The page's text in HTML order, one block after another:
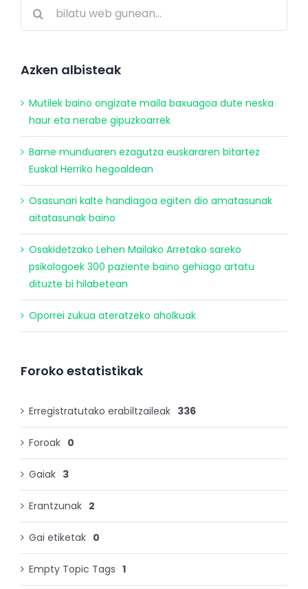
for:
Azken albisteak
Mutilek baino ongizate maila baxuagoa dute neska
haur eta nerabe gipuzkoarrek
Barne munduaren ezagutza euskararen bitartez
Euskal Herriko hegoaldean
Osasunari kalte handiagoa egiten dio amatasunak
aitatasunak baino
Osakidetzako Lehen Mailako Arretako sareko
psikologoek 300 paziente baino gehiago artatu
dituzte bi hilabetean
Oporrei zukua ateratzeko aholkuak
Foroko estatistikak
Erregistratutako erabiltzaileak 336
Foroak 0
Gaiak 3
Erantzunak 2
Gai etiketak 0
Empty Topic Tags 1